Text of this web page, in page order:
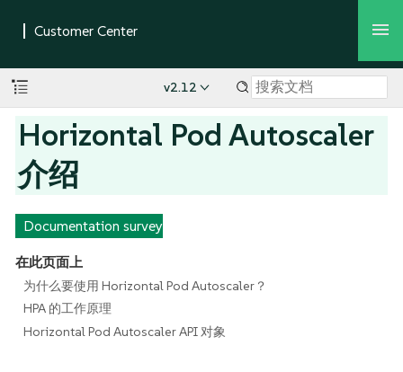
v2.12
Horizontal Pod Autoscaler
介绍
Documentation survey
在此页面上
为什么要使用 Horizo​​ntal Pod Autoscaler？
HPA 的工作原理
Horizo​​ntal Pod Autoscaler API 对象